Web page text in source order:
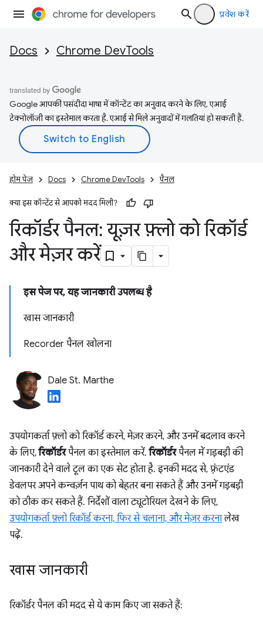
प्रवेश करें
Docs Chrome DevTools
Google आपकी पसंदीदा भाषा में कॉन्टेंट का अनुवाद करने के लिए, एआई
टेक्नोलॉजी का इस्तेमाल करता है. एआई से मिले अनुवादों में गलतियां हो सकती हैं.
होम पेज Docs Chrome DevTools पैनल
क्या इस कॉन्टेंट से आपको मदद मिली?
रिकॉर्डर पैनल: यूज़र फ़्लो को रिकॉर्ड
और मेज़र करें
इस पेज पर, यह जानकारी उपलब्ध है
खास जानकारी
Recorder पैनल खोलना
Dale St. Marthe
उपयोगकर्ता फ़्लो को रिकॉर्ड करने, मेज़र करने, और उनमें बदलाव करने
के लिए,रिकॉर्डरपैनल का इस्तेमाल करें.रिकॉर्डरपैनल में गड़बड़ी की
जानकारी देने वाले टूल का एक सेट होता है. इनकी मदद से, फ़्रंटएंड
डेवलपर अपने कन्वर्ज़न पाथ को बेहतर बना सकते हैं और उनमें गड़बड़ी
को ठीक कर सकते हैं. निर्देशों वाला ट्यूटोरियल देखने के लिए,
उपयोगकर्ता फ़्लो रिकॉर्ड करना, फिर से चलाना, और मेज़र करनालेख
पढ़ें.
खास जानकारी
रिकॉर्डर पैनल की मदद से ये काम किए जा सकते हैं: